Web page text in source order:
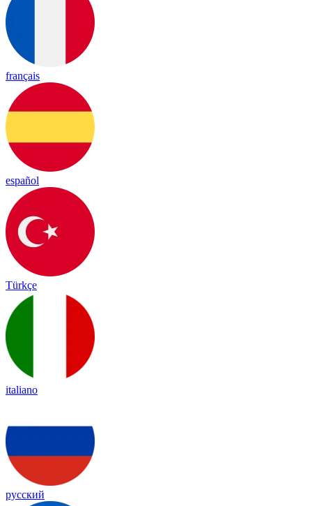
français
español
Türkçe
italiano
русский